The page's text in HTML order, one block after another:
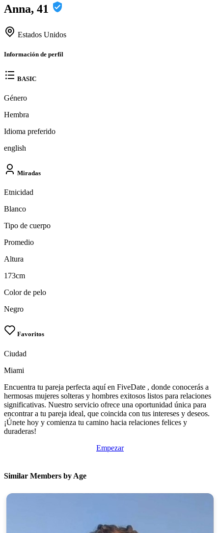
Anna, 41
Estados Unidos
Información de perfil
BASIC
Género
Hembra
Idioma preferido
english
Miradas
Etnicidad
Blanco
Tipo de cuerpo
Promedio
Altura
173cm
Color de pelo
Negro
Favoritos
Ciudad
Miami
Encuentra tu pareja perfecta aquí en FiveDate , donde conocerás a
hermosas mujeres solteras y hombres exitosos listos para relaciones
significativas. Nuestro servicio ofrece una oportunidad única para
encontrar a tu pareja ideal, que coincida con tus intereses y deseos.
¡Únete hoy y comienza tu camino hacia relaciones felices y
duraderas!
Empezar
Similar Members by Age